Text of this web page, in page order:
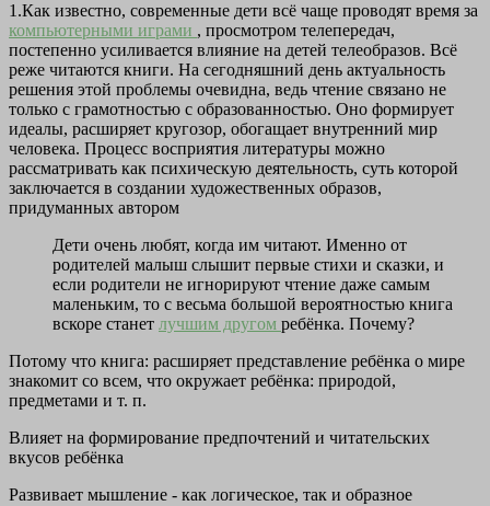
1.Как известно, современные дети всё чаще проводят время за
компьютерными играми , просмотром телепередач,
постепенно усиливается влияние на детей телеобразов. Всё
реже читаются книги. На сегодняшний день актуальность
решения этой проблемы очевидна, ведь чтение связано не
только с грамотностью с образованностью. Оно формирует
идеалы, расширяет кругозор, обогащает внутренний мир
человека. Процесс восприятия литературы можно
рассматривать как психическую деятельность, суть которой
заключается в создании художественных образов,
придуманных автором
Дети очень любят, когда им читают. Именно от
родителей малыш слышит первые стихи и сказки, и
если родители не игнорируют чтение даже самым
маленьким, то с весьма большой вероятностью книга
вскоре станет лучшим другом ребёнка. Почему?
Потому что книга: расширяет представление ребёнка о мире
знакомит со всем, что окружает ребёнка: природой,
предметами и т. п.
Влияет на формирование предпочтений и читательских
вкусов ребёнка
Развивает мышление - как логическое, так и образное